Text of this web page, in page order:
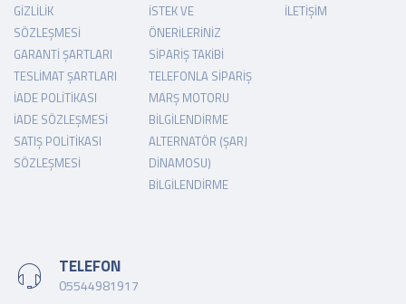
GIZLILIK
SÖZLEŞMESI
GARANTI ŞARTLARI
TESLIMAT ŞARTLARI
İADE POLITIKASI
İADE SÖZLEŞMESI
SATIŞ POLITIKASI
SÖZLEŞMESI
İSTEK VE
ÖNERILERINIZ
SIPARIŞ TAKIBI
TELEFONLA SIPARIŞ
MARŞ MOTORU
BILGILENDIRME
ALTERNATÖR (ŞARJ
DINAMOSU)
BILGILENDIRME
İLETIŞIM
TELEFON
05544981917